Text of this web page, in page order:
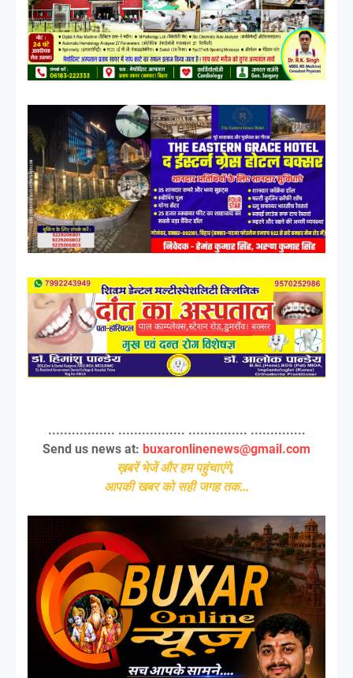
................. ................. ............... ..............
Send us news at: buxaronlinenews@gmail.com
ख़बरें भेजें और हम पहुंचाएंगे,
आपकी खबर को सही जगह तक...